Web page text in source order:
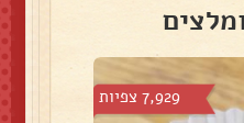
7,929 צפיות